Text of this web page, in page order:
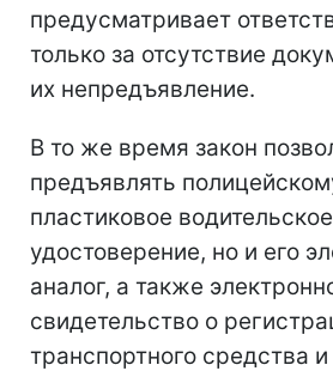
предусматривает
только за отсутствие
их непредъявление.
В то же время закон
предъявлять
пластиковое водительское
удостоверение, но и его
аналог, а также
свидетельство о
транспортного средства